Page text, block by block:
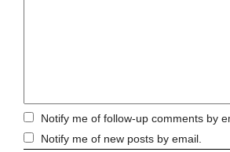
Notify me of follow-up comments by
Notify me of new posts by email.